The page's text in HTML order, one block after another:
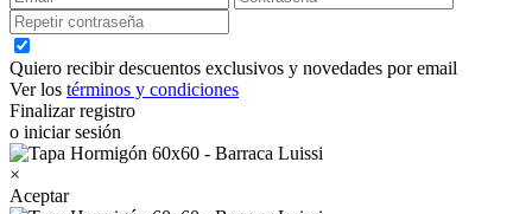
Quiero recibir descuentos exclusivos y novedades por email
Ver los términos y condiciones
Finalizar registro
o iniciar sesión
×
Aceptar